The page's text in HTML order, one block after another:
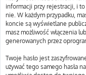
informacji przy rejestracji, i
nie. W każdym przypadku,
koncie są wyświetlane
masz możliwość włączenia
generowanych przez
Twoje hasło jest
używać tego samego hasła